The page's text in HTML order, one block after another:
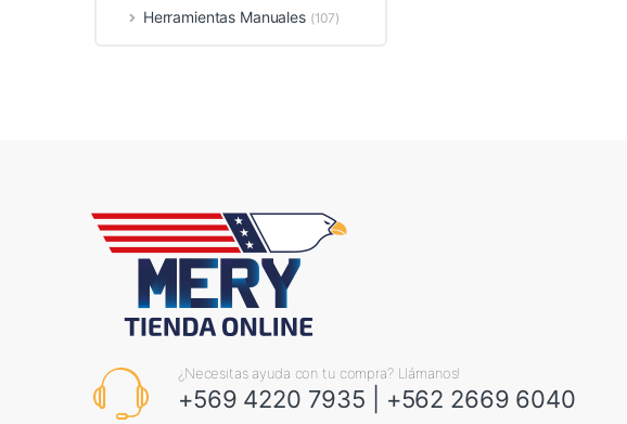
Herramientas Manuales (107)
¿Necesitas ayuda con tu compra? Llámanos!
+569 4220 7935 +562 2669 6040